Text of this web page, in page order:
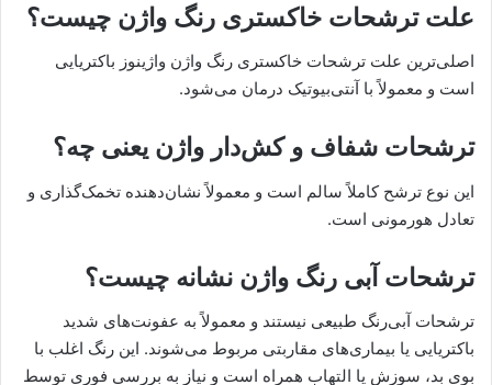
علت ترشحات خاکستری رنگ واژن چیست؟
اصلی‌ترین علت ترشحات خاکستری رنگ واژن واژینوز باکتریایی
است و معمولاً با آنتی‌بیوتیک درمان می‌شود.
ترشحات شفاف و کش‌دار واژن یعنی چه؟
این نوع ترشح کاملاً سالم است و معمولاً نشان‌دهنده تخمک‌گذاری و
تعادل هورمونی است.
ترشحات آبی رنگ واژن نشانه چیست؟
ترشحات آبی‌رنگ طبیعی نیستند و معمولاً به عفونت‌های شدید
باکتریایی یا بیماری‌های مقاربتی مربوط می‌شوند. این رنگ اغلب با
بوی بد، سوزش یا التهاب همراه است و نیاز به بررسی فوری توسط